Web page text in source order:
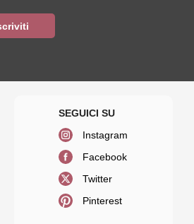
Instagram
Facebook
Twitter
Pinterest